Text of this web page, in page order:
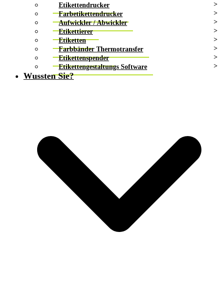
Etikettendrucker
Farbetikettendrucker
Aufwickler / Abwickler
Etikettierer
Etiketten
Farbbänder Thermotransfer
Etikettenspender
Etikettengestaltungs Software
Wussten Sie?